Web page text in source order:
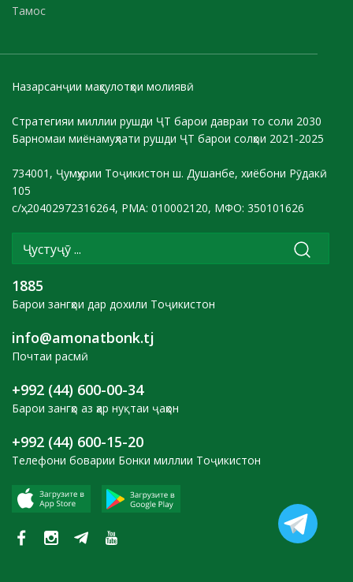
Тамос
Назарсанҷии маҳсулотҳои молиявӣ
Стратегияи миллии рушди ҶТ барои давраи то соли 2030
Барномаи миёнамуҳлати рушди ҶТ барои солҳои 2021-2025
734001, Ҷумҳурии Тоҷикистон ш. Душанбе, хиёбони Рӯдакӣ
105
с/ҳ: 20402972316264, РМА: 010002120, МФО: 350101626
1885
Барои зангҳои дар дохили Тоҷикистон
info@amonatbonk.tj
Почтаи расмӣ
+992 (44) 600-00-34
Барои зангҳо аз ҳар нуқтаи ҷаҳон
+992 (44) 600-15-20
Телефони боварии Бонки миллии Тоҷикистон